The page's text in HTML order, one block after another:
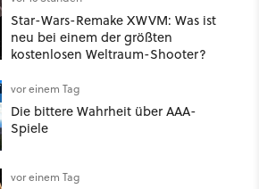
Star-Wars-Remake XWVM: Was ist
neu bei einem der größten
kostenlosen Weltraum-Shooter?
vor einem Tag
Die bittere Wahrheit über AAA-
Spiele
vor einem Tag